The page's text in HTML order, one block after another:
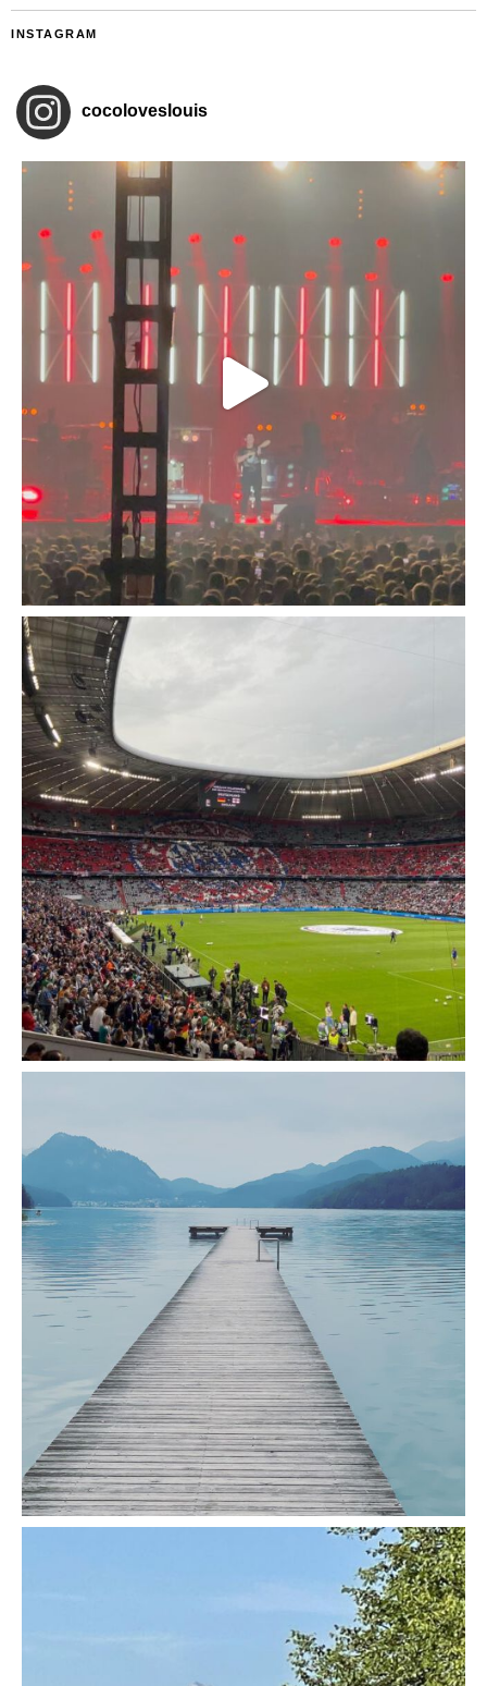
INSTAGRAM
cocoloveslouis